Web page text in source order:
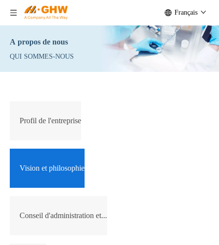
Français
A propos de nous
QUI SOMMES-NOUS
Profil de l'entreprise
Vision et philosophie
Conseil d'administration et...